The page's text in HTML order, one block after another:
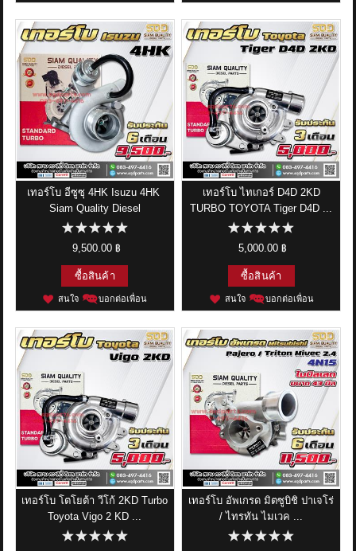
เทอร์โบ อีซูซุ 4HK Isuzu 4HK
Siam Quality Diesel
9,500.00 ฿
ซื้อสินค้า
สนใจ บอกต่อเพื่อน
เทอร์โบ ไทเกอร์ D4D 2KD
TURBO TOYOTA Tiger D4D ...
5,000.00 ฿
ซื้อสินค้า
สนใจ บอกต่อเพื่อน
เทอร์โบ โตโยต้า วีโก้ 2KD Turbo
Toyota Vigo 2 KD ...
เทอร์โบ อัพเกรด มิตซูบิชิ ปาเจโร่
/ ไทรทัน ไมเวค ...